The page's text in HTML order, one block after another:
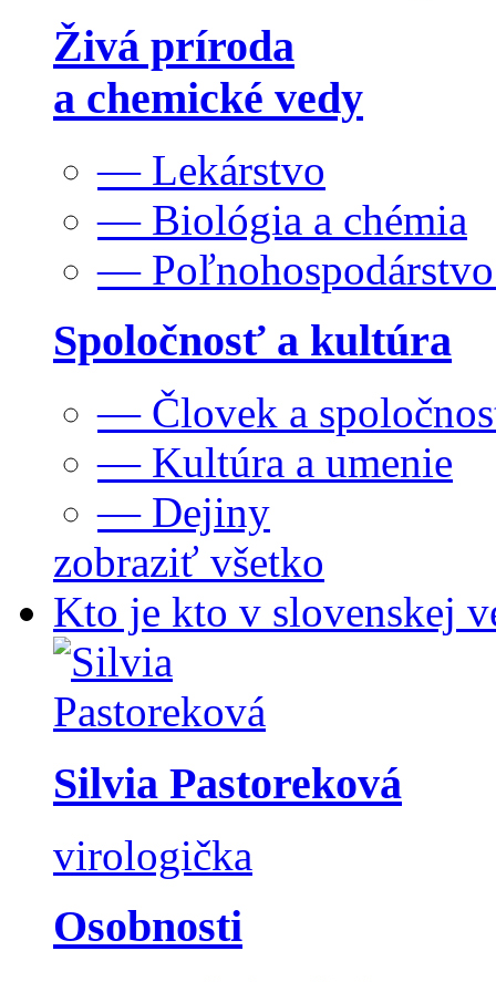
Živá príroda
a chemické vedy
— Lekárstvo
— Biológia a chémia
—
Spoločnosť a kultúra
— Človek a
— Kultúra a umenie
— Dejiny
zobraziť všetko
Kto je kto v slovenskej
Silvia Pastoreková
virologička
Osobnosti